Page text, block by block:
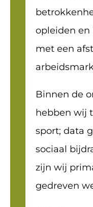
opleiden en
met een
Binnen de
hebben wij
sport; data
sociaal
zijn wij
gedreven